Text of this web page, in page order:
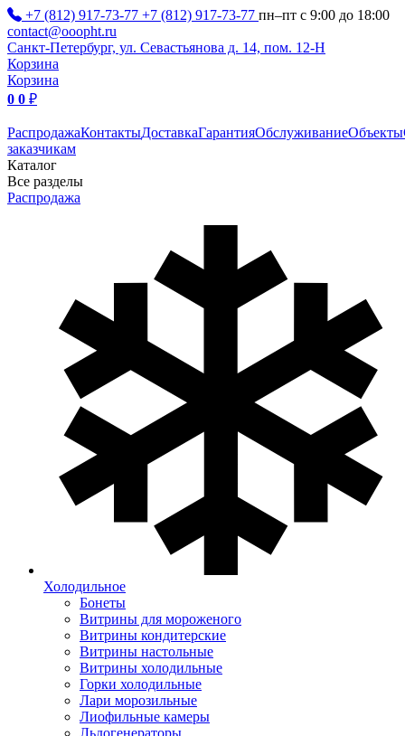
+7 (812) 917-73-77 +7 (812) 917-73-77 пн–пт с 9:00 до 18:00
contact@ooopht.ru
Санкт-Петербург, ул. Севастьянова д. 14, пом. 12-Н
Корзина
Корзина
0 0 ₽
РаспродажаКонтактыДоставкаГарантияОбслуживаниеОбъекты
заказчикам
Каталог
Все разделы
Распродажа
Холодильное
Бонеты
Витрины для мороженого
Витрины кондитерские
Витрины настольные
Витрины холодильные
Горки холодильные
Лари морозильные
Лиофильные камеры
Льдогенераторы